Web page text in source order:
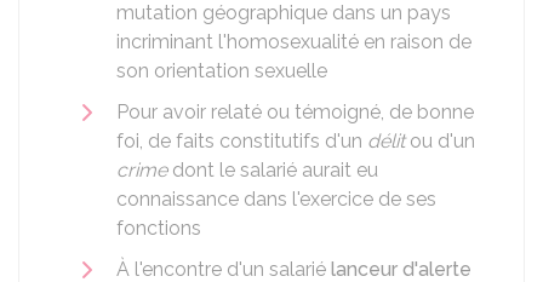
mutation géographique dans un pays
incriminant l'homosexualité en raison de
son orientation sexuelle
Pour avoir relaté ou témoigné, de bonne
foi, de faits constitutifs d'un délitou d'un
crimedont le salarié aurait eu
connaissance dans l'exercice de ses
fonctions
À l'encontre d'un salarié lanceur d'alerte